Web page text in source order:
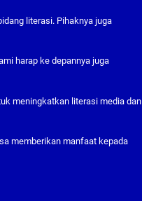
literasi. Pihaknya juga
harap ke depannya juga
meningkatkan literasi media dan
memberikan manfaat kepada